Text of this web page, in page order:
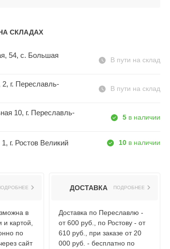
СКЛАДАХ
54, c. Большая
В пути на склад
г. Переславль-
В пути на склад
10, г. Переславль-
5 в наличии
г. Ростов Великий 10 в наличии
в
картой,
по
сайт
ДОСТАВКА ПОДРОБНЕЕ
Доставка по Переславлю -
от 600 руб., по Ростову - от
610 руб., при заказе от 20
000 руб. - бесплатно по